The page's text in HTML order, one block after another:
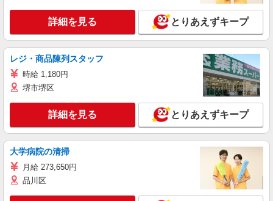
詳細を見る とりあえずキープ
レジ・商品陳列スタッフ
時給 1,180円
堺市堺区
詳細を見る とりあえずキープ
大学病院の清掃
月給 273,650円
品川区